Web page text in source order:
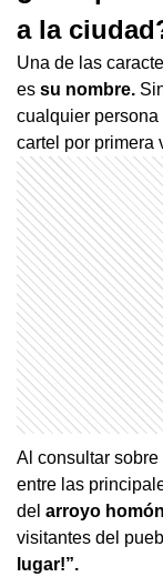
a la
Una de las
es su nombre.
cualquier
cartel por primera
Al consultar
entre las
del arroyo
visitantes del
lugar!”.